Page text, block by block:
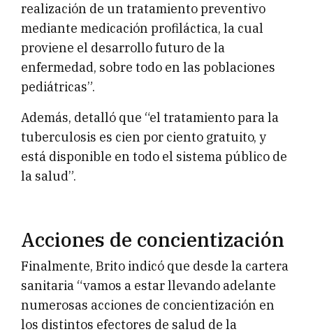
realización de un tratamiento preventivo
mediante medicación profiláctica, la cual
proviene el desarrollo futuro de la
enfermedad, sobre todo en las poblaciones
pediátricas”.
Además, detalló que “el tratamiento para la
tuberculosis es cien por ciento gratuito, y
está disponible en todo el sistema público de
la salud”.
Acciones de concientización
Finalmente, Brito indicó que desde la cartera
sanitaria “vamos a estar llevando adelante
numerosas acciones de concientización en
los distintos efectores de salud de la